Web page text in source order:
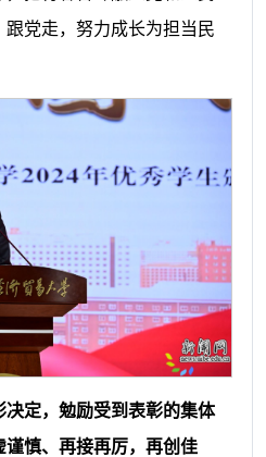
党走，努力成长为担当民
定，勉励受到表彰的集体
慎、再接再厉，再创佳